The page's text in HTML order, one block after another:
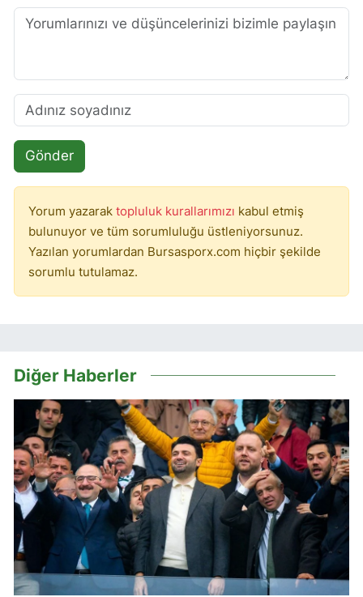
Gönder
Yorum yazarak topluluk kurallarımızı kabul etmiş
bulunuyor ve tüm sorumluluğu üstleniyorsunuz.
Yazılan yorumlardan Bursasporx.com hiçbir şekilde
sorumlu tutulamaz.
Diğer Haberler